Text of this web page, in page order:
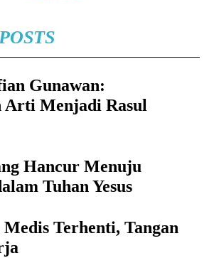
Gunawan:
Arti Menjadi Rasul
Hancur Menuju
Tuhan Yesus
Medis Terhenti, Tangan